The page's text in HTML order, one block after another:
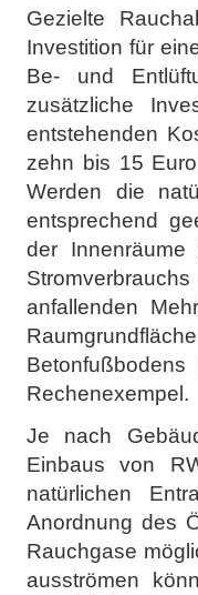
Gezielte
Investition für
Be- und
zusätzliche
entstehenden
zehn bis 15
Werden die
entsprechend
der
anfallenden
Rechenexempel.
Je nach
Einbaus von
natürlichen
Anordnung des
Rauchgase
ausströmen